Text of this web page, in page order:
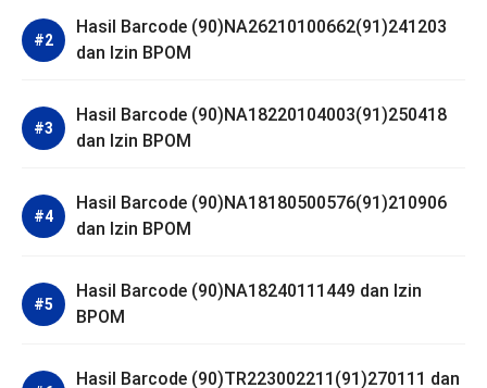
Hasil Barcode (90)NA26210100662(91)241203
dan Izin BPOM
Hasil Barcode (90)NA18220104003(91)250418
dan Izin BPOM
Hasil Barcode (90)NA18180500576(91)210906
dan Izin BPOM
Hasil Barcode (90)NA18240111449 dan Izin
BPOM
Hasil Barcode (90)TR223002211(91)270111 dan